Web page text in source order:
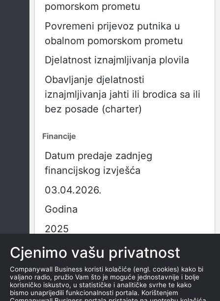
pomorskom prometu
Povremeni prijevoz putnika u
obalnom pomorskom prometu
Djelatnost iznajmljivanja plovila
Obavljanje djelatnosti
iznajmljivanja jahti ili brodica sa ili
bez posade (charter)
Financije
Datum predaje zadnjeg
financijskog izvješća
03.04.2026.
Godina
2025
Obračunsko razdoblje
01.01.2025. - 31.12.2025.
Vrsta izvješća
Cjenimo vašu privatnost
Companywall Business koristi kolačiće (engl. cookies) kako bi
valjano radio, pružio Vam što je moguće jednostavnije i bolje
korisničko iskustvo, u statističke i analitičke svrhe te kako
bismo unaprijedili funkcionalnosti portala. Korištenjem